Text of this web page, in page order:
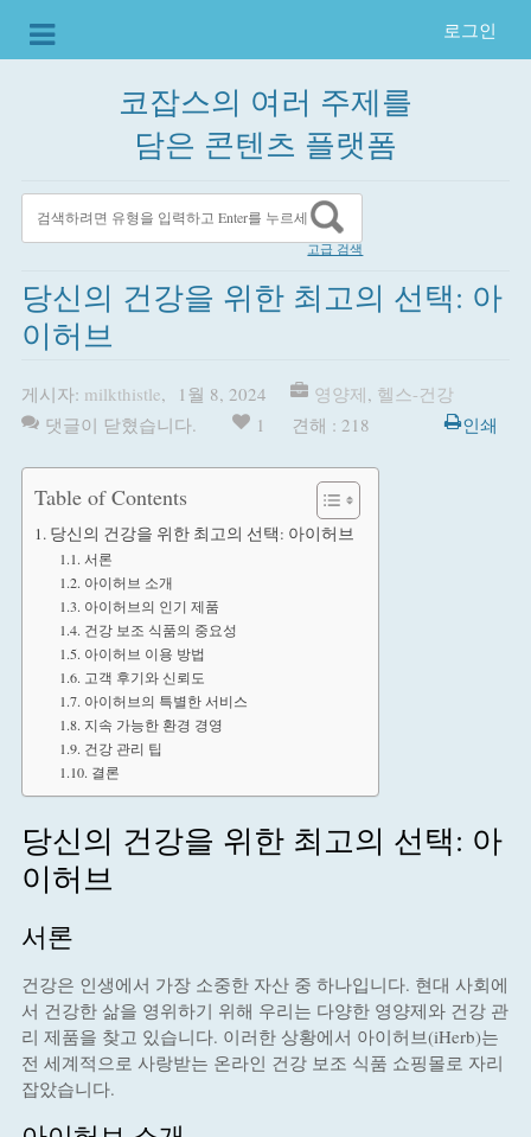
로그인
코잡스의 여러 주제를
담은 콘텐츠 플랫폼
고급 검색
당신의 건강을 위한 최고의 선택: 아
이허브
게시자: milkthistle, 1월 8, 2024 영양제, 헬스-건강
댓글이 닫혔습니다.
1 견해 : 218 인쇄
Table of Contents
당신의 건강을 위한 최고의 선택: 아이허브
서론
아이허브 소개
아이허브의 인기 제품
건강 보조 식품의 중요성
아이허브 이용 방법
고객 후기와 신뢰도
아이허브의 특별한 서비스
지속 가능한 환경 경영
건강 관리 팁
결론
당신의 건강을 위한 최고의 선택: 아
이허브
서론
건강은 인생에서 가장 소중한 자산 중 하나입니다. 현대 사회에
서 건강한 삶을 영위하기 위해 우리는 다양한 영양제와 건강 관
리 제품을 찾고 있습니다. 이러한 상황에서 아이허브(iHerb)는
전 세계적으로 사랑받는 온라인 건강 보조 식품 쇼핑몰로 자리
잡았습니다.